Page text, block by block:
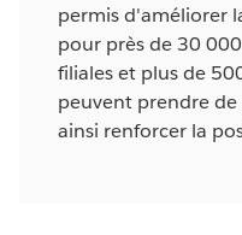
permis d'améliorer
pour près de 30
filiales et plus de
peuvent prendre
ainsi renforcer la